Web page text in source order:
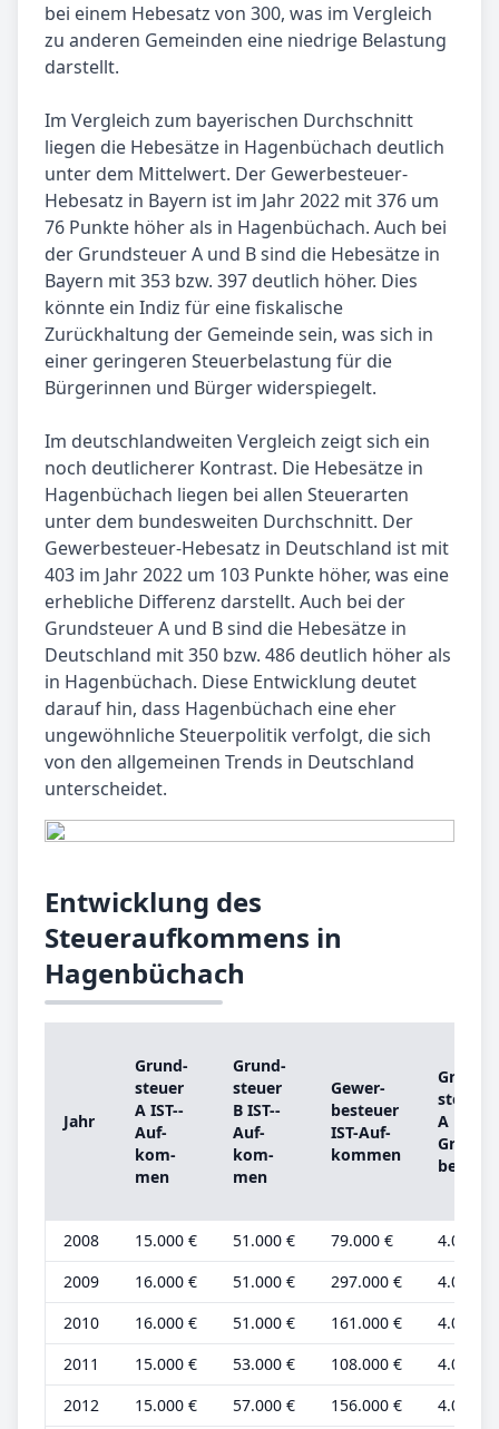
bei einem Hebesatz von 300, was im Vergleich
zu anderen Gemeinden eine niedrige Belastung
darstellt.
Im Vergleich zum bayerischen Durchschnitt
liegen die Hebesätze in Hagenbüchach deutlich
unter dem Mittelwert. Der Gewerbesteuer-
Hebesatz in Bayern ist im Jahr 2022 mit 376 um
76 Punkte höher als in Hagenbüchach. Auch bei
der Grundsteuer A und B sind die Hebesätze in
Bayern mit 353 bzw. 397 deutlich höher. Dies
könnte ein Indiz für eine fiskalische
Zurückhaltung der Gemeinde sein, was sich in
einer geringeren Steuerbelastung für die
Bürgerinnen und Bürger widerspiegelt.
Im deutschlandweiten Vergleich zeigt sich ein
noch deutlicherer Kontrast. Die Hebesätze in
Hagenbüchach liegen bei allen Steuerarten
unter dem bundesweiten Durchschnitt. Der
Gewerbesteuer-Hebesatz in Deutschland ist mit
403 im Jahr 2022 um 103 Punkte höher, was eine
erhebliche Differenz darstellt. Auch bei der
Grundsteuer A und B sind die Hebesätze in
Deutschland mit 350 bzw. 486 deutlich höher als
in Hagenbüchach. Diese Entwicklung deutet
darauf hin, dass Hagenbüchach eine eher
ungewöhnliche Steuerpolitik verfolgt, die sich
von den allgemeinen Trends in Deutschland
unterscheidet.
Entwicklung des
Steueraufkommens in
Hagenbüchach
Jahr
Grund­
steu­er
A IST-­
Auf­
kom­
men
Grund­
steu­er
B IST-­
Auf­
kom­
men
Ge­wer­
be­steu­er
IST-­Auf­
kom­men
Grund­
steu­er
A
Grund­
be­trag
2008 15.000 € 51.000 € 79.000 €
4.000 €
2009
16.000 € 51.000 € 297.000 €
4.000 €
2010
16.000 € 51.000 € 161.000 €
4.000 €
2011
15.000 € 53.000 € 108.000 €
4.000 €
2012
15.000 € 57.000 € 156.000 €
4.000 €